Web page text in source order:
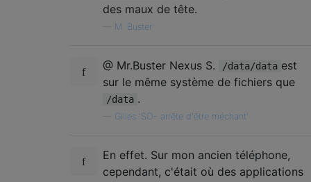
des maux de tête.
M. Buster
@ Mr.Buster Nexus S. /data/data est
sur le même système de fichiers que
/data .
Gilles 'SO- arrête d'être méchant'
En effet. Sur mon ancien téléphone,
cependant, c'était où des applications